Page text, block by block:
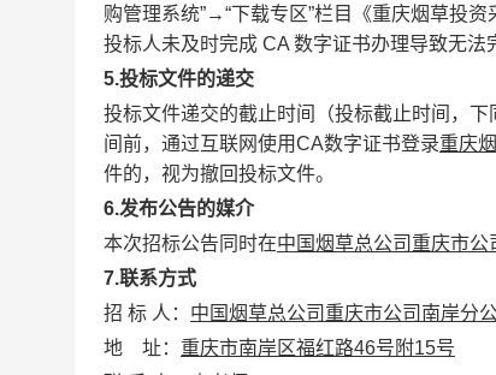
购管理系统”→“下载专区”栏目《重庆烟草投资
投标人未及时完成 CA 数字证书办理导致无法
5.投标文件的递交
投标文件递交的截止时间（投标截止时间，下
间前，通过互联网使用CA数字证书登录重庆
件的，视为撤回投标文件。
6.发布公告的媒介
本次招标公告同时在中国烟草总公司重庆市
7.联系方式
招 标 人： 中国烟草总公司重庆市公司南岸分
地
址： 重庆市南岸区福红路46号附15号